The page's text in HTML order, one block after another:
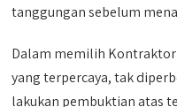
tanggungan sebelum
Dalam memilih Kontraktor
yang terpercaya, tak
lakukan pembuktian atas